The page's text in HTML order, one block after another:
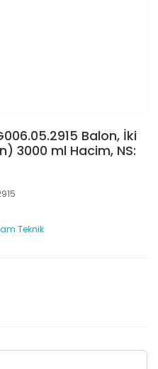
Balon, İki
3000 ml Hacim, NS:
Teknik